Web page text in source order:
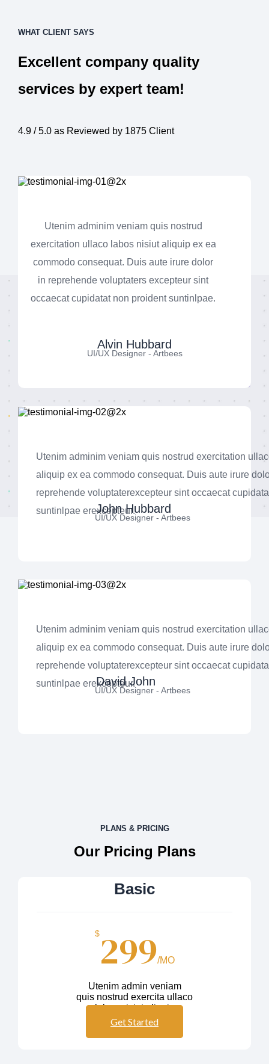
WHAT CLIENT SAYS
Excellent company quality
services by expert team!
4.9 / 5.0 as Reviewed by 1875 Client
Utenim adminim veniam quis nostrud
exercitation ullaco labos nisiut aliquip ex ea
commodo consequat. Duis aute irure dolor
in reprehende voluptaters excepteur sint
occaecat cupidatat non proident suntinlpae.
Alvin Hubbard
UI/UX Designer - Artbees
Utenim adminim veniam quis nostrud exercitation
aliquip ex ea commodo consequat. Duis aute irure
reprehende voluptaterexcepteur sint occaecat
suntinlpae erexcepteur.
John Hubbard
UI/UX Designer - Artbees
Utenim adminim veniam quis nostrud exercitation
aliquip ex ea commodo consequat. Duis aute irure
reprehende voluptaterexcepteur sint occaecat
suntinlpae erexcepteur.
David John
UI/UX Designer - Artbees
PLANS & PRICING
Our Pricing Plans
Basic
$299/MO
Utenim admin veniam
quis nostrud exercita ullaco
labos nisiut aliquip
Get Started